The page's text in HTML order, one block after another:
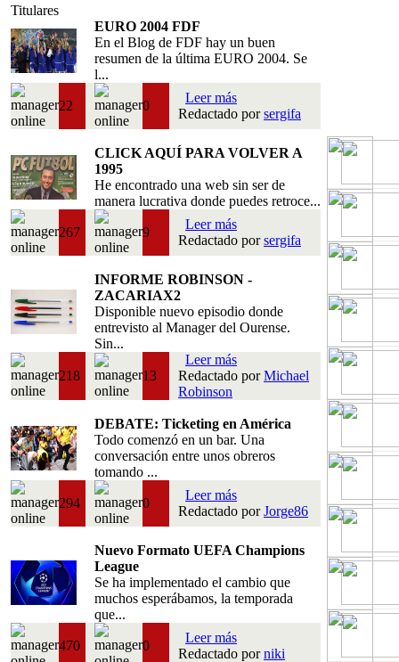
Titulares
EURO 2004 FDF
En el Blog de FDF hay un buen
resumen de la última EURO 2004. Se
l...
22 0
Leer más
Redactado porsergifa
CLICK AQUÍ PARA VOLVER A
1995
He encontrado una web sin ser de
manera lucrativa donde puedes retroce...
267 9
Leer más
Redactado porsergifa
INFORME ROBINSON -
ZACARIAX2
Disponible nuevo episodio donde
entrevisto al Manager del Ourense.
Sin...
218 13
Leer más
Redactado porMichael
Robinson
DEBATE: Ticketing en América
Todo comenzó en un bar. Una
conversación entre unos obreros
tomando ...
294 0
Leer más
Redactado porJorge86
Nuevo Formato UEFA Champions
League
Se ha implementado el cambio que
muchos esperábamos, la temporada
que...
470 0
Leer más
Redactado porniki